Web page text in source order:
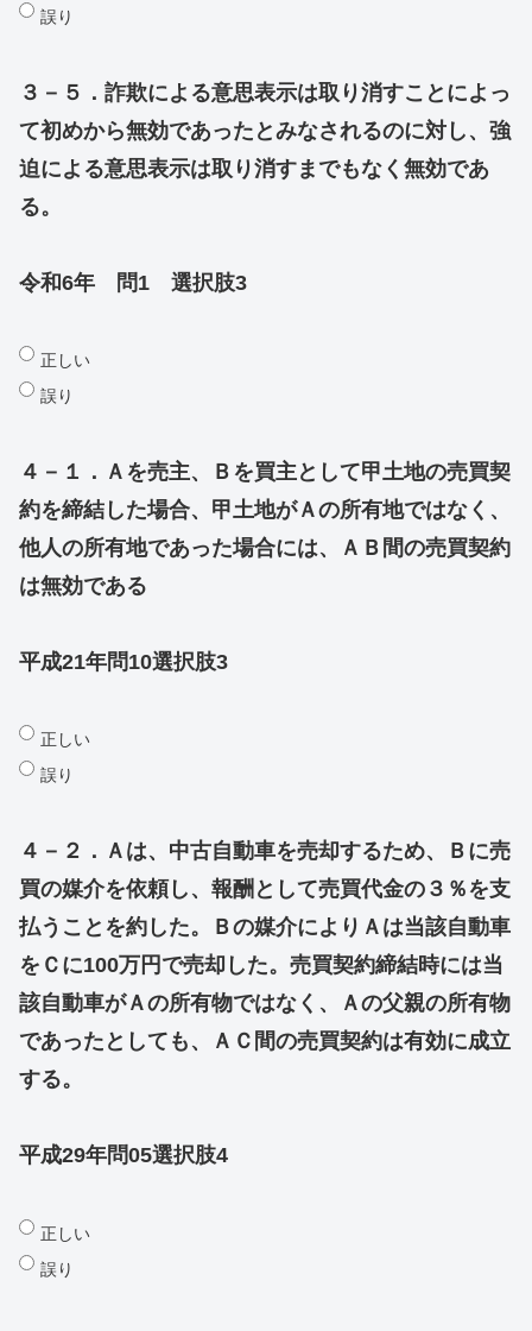
誤り
３－５．詐欺による意思表示は取り消すことによっ
て初めから無効であったとみなされるのに対し、強
迫による意思表示は取り消すまでもなく無効であ
る。
令和6年 問1 選択肢3
正しい
誤り
４－１．Ａを売主、Ｂを買主として甲土地の売買契
約を締結した場合、甲土地がＡの所有地ではなく、
他人の所有地であった場合には、ＡＢ間の売買契約
は無効である
平成21年問10選択肢3
正しい
誤り
４－２．Ａは、中古自動車を売却するため、Ｂに売
買の媒介を依頼し、報酬として売買代金の３％を支
払うことを約した。Ｂの媒介によりＡは当該自動車
をＣに100万円で売却した。売買契約締結時には当
該自動車がＡの所有物ではなく、Ａの父親の所有物
であったとしても、ＡＣ間の売買契約は有効に成立
する。
平成29年問05選択肢4
正しい
誤り